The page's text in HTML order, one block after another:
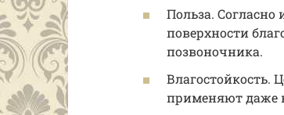
Польза.
поверхности
позвоночника.
Влагостойкость.
применяют даже